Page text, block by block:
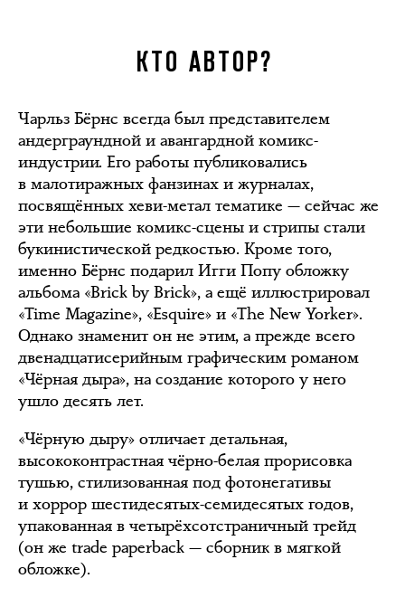
КТО АВТОР?
Чарльз Бёрнс всегда был представителем
андерграундной и авангардной комикс-
индустрии. Его работы публиковались
в малотиражных фанзинах и журналах,
посвящённых хеви-метал тематике — сейчас же
эти небольшие комикс-сцены и стрипы стали
букинистической редкостью. Кроме того,
именно Бёрнс подарил Игги Попу обложку
альбома «Brick by Brick», а ещё иллюстрировал
«Time Magazine», «Esquire» и «The New Yorker».
Однако знаменит он не этим, а прежде всего
двенадцатисерийным графическим романом
«Чёрная дыра», на создание которого у него
ушло десять лет.
«Чёрную дыру» отличает детальная,
высококонтрастная чёрно-белая прорисовка
тушью, стилизованная под фотонегативы
и хоррор шестидесятых-семидесятых годов,
упакованная в четырёхсотстраничный трейд
(он же trade paperback — сборник в мягкой
обложке).